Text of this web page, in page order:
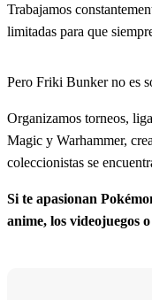
Trabajamos
limitadas para que
Pero Friki Bunker no es
Organizamos torneos,
Magic y Warhammer,
coleccionistas se
Si te apasionan
anime, los videojuegos